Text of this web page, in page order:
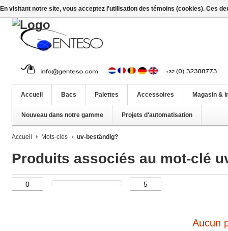
Accueil Bacs Palettes Accessoires Magasin &
Nouveau dans notre gamme Projets d'automatisation
Accueil Mots-clés uv-beständig?
Produits associés au mot-clé
Aucun
En visitant notre site, vous acceptez l'utilisation des témoins (cookies). Ces